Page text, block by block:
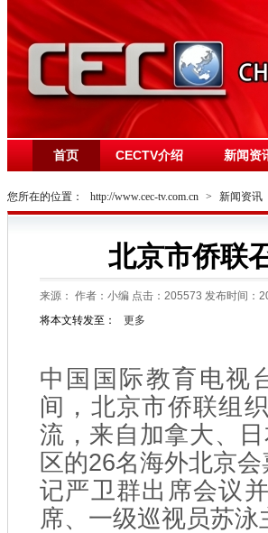
首页 CECTV介绍 新闻资
您所在的位置： http://www.cec-tv.com.cn > 新闻资讯
北京市侨联
来源： 作者：小编 点击： 205573 发布时间：
将本文转发至：
更多
中国国际教育电视
间，北京市侨联组
流，来自加拿大、
区的26名海外北京
记严卫群出席会议
席、一级巡视员苏泳